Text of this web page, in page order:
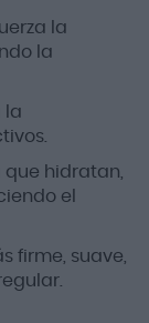
la
la
la
que hidratan,
el
firme, suave,